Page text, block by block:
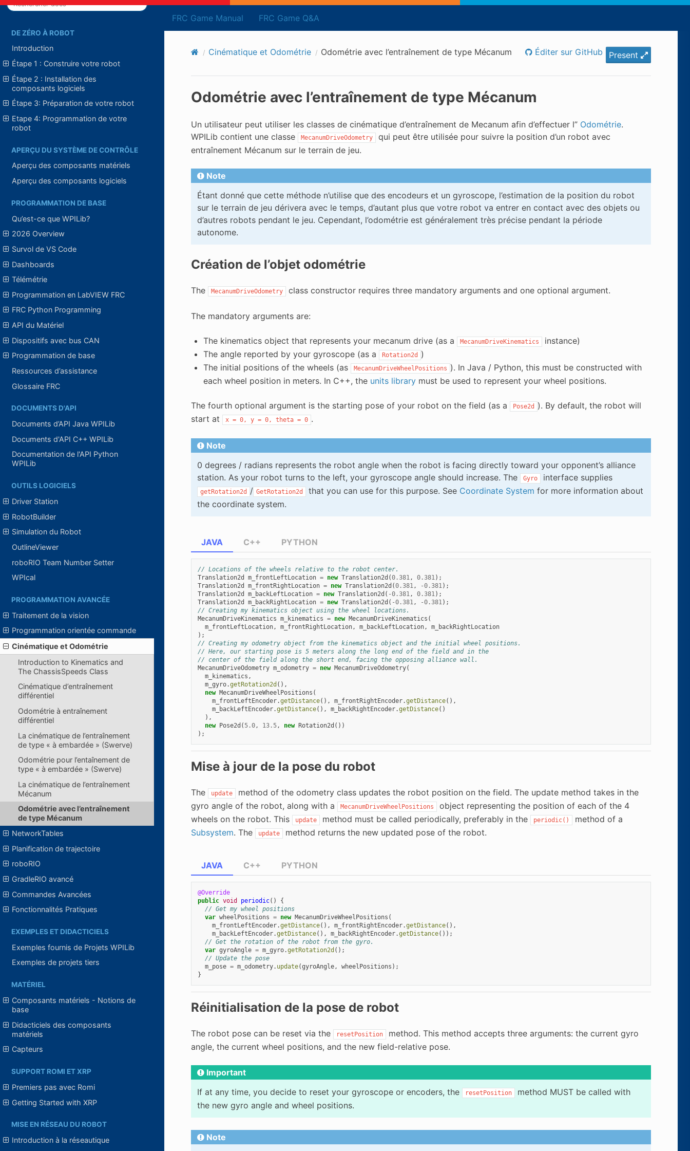
FRC Game Manual FRC Game Q&A
DE ZÉRO À ROBOT
Introduction
Étape 1 : Construire votre robot
Étape 2 : Installation des
composants logiciels
Étape 3: Préparation de votre robot
Etape 4: Programmation de votre
robot
APERÇU DU SYSTÈME DE CONTRÔLE
Aperçu des composants matériels
Aperçu des composants logiciels
PROGRAMMATION DE BASE
Qu’est-ce que WPILib?
2026 Overview
Survol de VS Code
Dashboards
Télémétrie
Programmation en LabVIEW FRC
FRC Python Programming
API du Matériel
Dispositifs avec bus CAN
Programmation de base
Ressources d’assistance
Glossaire FRC
DOCUMENTS D'API
Documents d’API Java WPILib
Documents d'API C++ WPILib
Documentation de l'API Python
WPILib
OUTILS LOGICIELS
Driver Station
RobotBuilder
Simulation du Robot
OutlineViewer
roboRIO Team Number Setter
WPIcal
PROGRAMMATION AVANCÉE
Traitement de la vision
Programmation orientée commande
Cinématique et Odométrie
Introduction to Kinematics and
The ChassisSpeeds Class
Cinématique d’entraînement
différentiel
Odométrie à entraînement
différentiel
La cinématique de l’entraînement
de type « à embardée » (Swerve)
Odométrie pour l’entaînement de
type « à embardée » (Swerve)
La cinématique de l’entraînement
Mécanum
Odométrie avec l’entraînement
de type Mécanum
NetworkTables
Planification de trajectoire
roboRIO
GradleRIO avancé
Commandes Avancées
Fonctionnalités Pratiques
EXEMPLES ET DIDACTICIELS
Exemples fournis de Projets WPILib
Exemples de projets tiers
MATÉRIEL
Composants matériels - Notions de
base
Didacticiels des composants
matériels
Capteurs
SUPPORT ROMI ET XRP
Premiers pas avec Romi
Getting Started with XRP
MISE EN RÉSEAU DU ROBOT
Introduction à la réseautique
Cinématique et Odométrie Odométrie avec l’entraînement de type Mécanum Present
Éditer sur GitHub
Odométrie avec l’entraînement de type Mécanum
Un utilisateur peut utiliser les classes de cinématique d’entraînement de Mecanum afin d’effectuer l” Odométrie.
WPILib contient une classe
MecanumDriveOdometry
qui peut être utilisée pour suivre la position d’un robot avec
entraînement Mécanum sur le terrain de jeu.
Note
Étant donné que cette méthode n’utilise que des encodeurs et un gyroscope, l’estimation de la position du robot
sur le terrain de jeu dérivera avec le temps, d’autant plus que votre robot va entrer en contact avec des objets ou
d’autres robots pendant le jeu. Cependant, l’odométrie est généralement très précise pendant la période
autonome.
Création de l’objet odométrie
The MecanumDriveOdometry class constructor requires three mandatory arguments and one optional argument.
The mandatory arguments are:
The kinematics object that represents your mecanum drive (as a MecanumDriveKinematics
instance)
The angle reported by your gyroscope (as a
Rotation2d
)
The initial positions of the wheels (as
MecanumDriveWheelPositions ). In Java / Python, this must be constructed with
each wheel position in meters. In C++, the units librarymust be used to represent your wheel positions.
The fourth optional argument is the starting pose of your robot on the field (as a Pose2d
). By default, the robot will
start at
x = 0, y = 0, theta = 0 .
Note
0 degrees / radians represents the robot angle when the robot is facing directly toward your opponent’s alliance
station. As your robot turns to the left, your gyroscope angle should increase. The
Gyro interface supplies
getRotation2d / GetRotation2d that you can use for this purpose. See Coordinate System for more information about
the coordinate system.
JAVA
// Locations of the wheels relative to the robot center.
Translation2d
m_frontLeftLocation = new Translation2d (0.381, 0.381);
Translation2d
m_frontRightLocation = new Translation2d (0.381, -0.381);
Translation2d
m_backLeftLocation = new Translation2d ( -0.381, 0.381);
Translation2d
m_backRightLocation = new Translation2d ( -0.381, -0.381);
// Creating my kinematics object using the wheel locations.
MecanumDriveKinematics m_kinematics = new MecanumDriveKinematics (
m_frontLeftLocation, m_frontRightLocation, m_backLeftLocation,
m_backRightLocation
);
// Creating my odometry object from the kinematics object and the initial wheel positions.
// Here, our starting pose is 5 meters along the long end of the field and in the
// center of the field along the short end, facing the opposing alliance wall.
MecanumDriveOdometry m_odometry = new MecanumDriveOdometry(
m_kinematics ,
m_gyro.getRotation2d (),
new MecanumDriveWheelPositions (
m_frontLeftEncoder.getDistance(), m_frontRightEncoder.getDistance(),
m_backLeftEncoder.getDistance(), m_backRightEncoder.getDistance()
),
new Pose2d ( 5.0, 13.5, new Rotation2d ())
);
C++ PYTHON
Mise à jour de la pose du robot
The update
method of the odometry class updates the robot position on the field. The update method takes in the
gyro angle of the robot, along with a
MecanumDriveWheelPositions
object representing the position of each of the 4
wheels on the robot. This
update method must be called periodically, preferably in the periodic()
method of a
Subsystem. The update method returns the new updated pose of the robot.
JAVA
@Override
public void periodic()
{
// Get my wheel positions
var wheelPositions = new MecanumDriveWheelPositions (
m_frontLeftEncoder.getDistance(), m_frontRightEncoder.getDistance(),
m_backLeftEncoder.getDistance(), m_backRightEncoder.getDistance());
// Get the rotation of the robot from the gyro.
var gyroAngle = m_gyro.getRotation2d ();
// Update the pose
m_pose = m_odometry. update(gyroAngle, wheelPositions );
}
C++ PYTHON
Réinitialisation de la pose de robot
The robot pose can be reset via the resetPosition
method. This method accepts three arguments: the current gyro
angle, the current wheel positions, and the new field-relative pose.
Important
If at any time, you decide to reset your gyroscope or encoders, the
resetPosition
method MUST be called with
the new gyro angle and wheel positions.
Note